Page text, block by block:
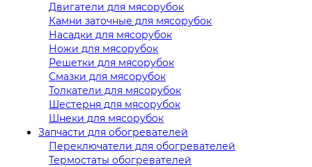
Двигатели для мясорубок
Камни заточные для мясорубок
Насадки для мясорубок
Ножи для мясорубок
Решетки для мясорубок
Смазки для мясорубок
Толкатели для мясорубок
Шестерня для мясорубок
Шнеки для мясорубок
Запчасти для обогревателей
Переключатели для обогревателей
Термостаты обогревателей